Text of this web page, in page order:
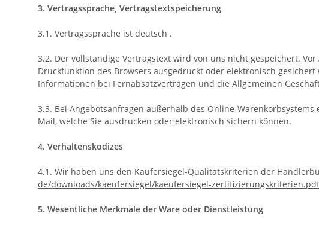
3. Vertragssprache, Vertragstextspeicherung
3.1. Vertragssprache ist deutsch .
3.2. Der vollständige Vertragstext wird von uns nicht gespeichert.
Druckfunktion des Browsers ausgedruckt oder elektronisch
Informationen bei Fernabsatzverträgen und die Allgemeinen
3.3. Bei Angebotsanfragen außerhalb des Online-
Mail, welche Sie ausdrucken oder elektronisch sichern können.
4. Verhaltenskodizes
4.1. Wir haben uns den Käufersiegel-Qualitätskriterien der
de/downloads/kaeufersiegel/kaeufersiegel-zertifizierungskriterien.pdf
5. Wesentliche Merkmale der Ware oder Dienstleistung